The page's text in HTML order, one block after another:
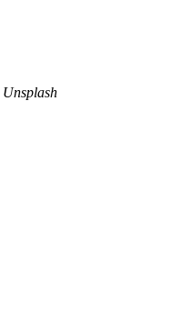
Unsplash